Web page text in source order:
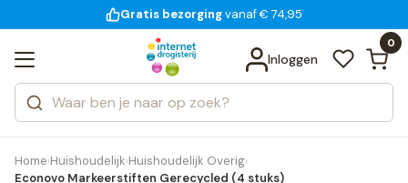
voor 18:00 uur besteld
Gratis bezorging
14 dagen bedenktijd
Inloggen
0
Zoeken
Categorieën
Merken
Bekijk alle resultaten
Home›Huishoudelijk›Huishoudelijk Overig›
Econovo Markeerstiften Gerecycled (4 stuks)